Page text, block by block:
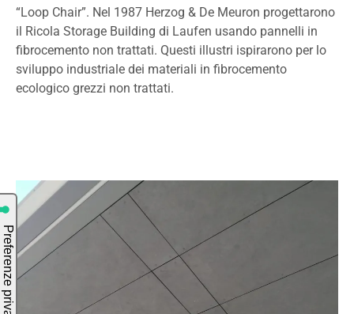
“Loop Chair”. Nel 1987 Herzog & De Meuron progettarono
il Ricola Storage Building di Laufen usando pannelli in
fibrocemento non trattati. Questi illustri ispirarono per lo
sviluppo industriale dei materiali in fibrocemento
ecologico grezzi non trattati.